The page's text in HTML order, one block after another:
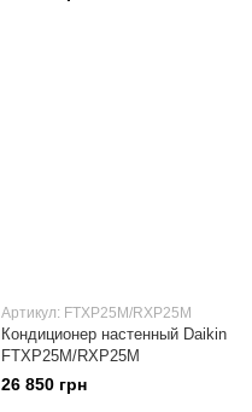
Артикул: FTXP25M/RXP25M
Кондиционер настенный Daikin
FTXP25M/RXP25M
26 850 грн